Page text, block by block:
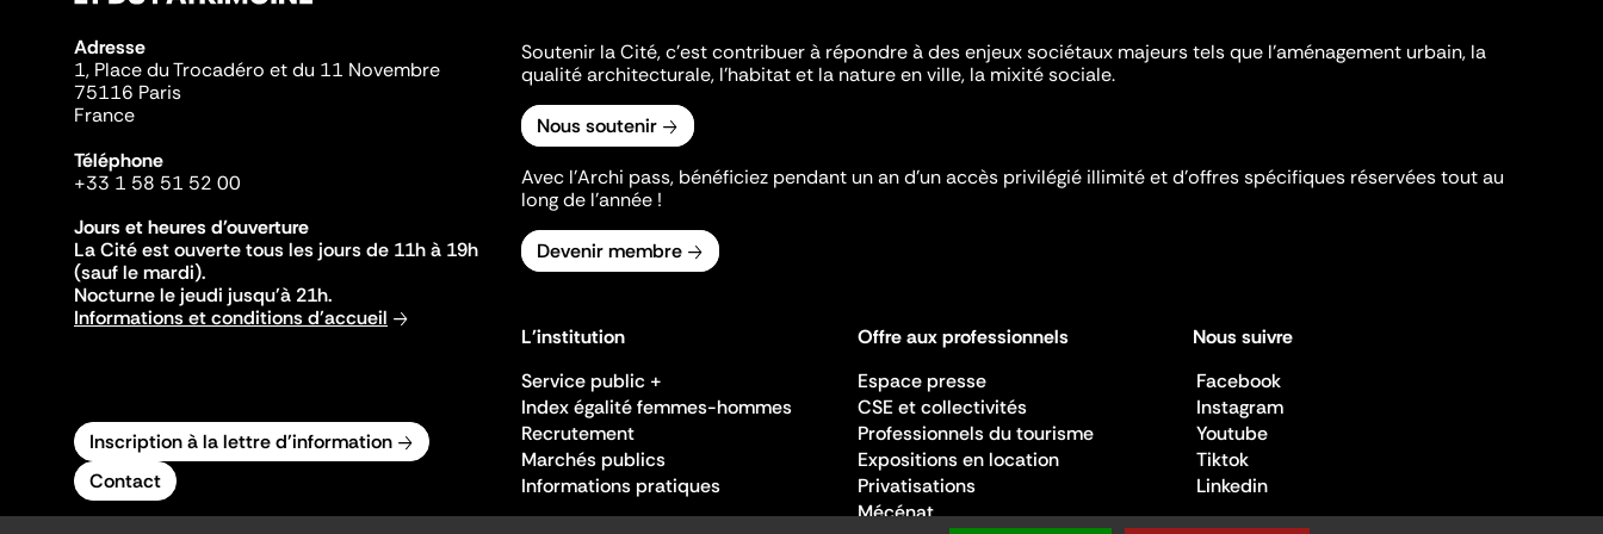
Adresse
1, Place du Trocadéro et du 11 Novembre
75116 Paris
France
Téléphone
+33 1 58 51 52 00
Jours et heures d'ouverture
La Cité est ouverte tous les jours de 11h à 19h
(sauf le mardi).
Nocturne le jeudi jusqu'à 21h.
Informations et conditions d'accueil
Inscription à la lettre d'information
Contact
Soutenir la Cité, c'est contribuer à répondre à des enjeux sociétaux majeurs tels que l'aménagement urbain, la
qualité architecturale, l'habitat et la nature en ville, la mixité sociale.
Nous soutenir
Avec l’Archi pass, bénéficiez pendant un an d’un accès privilégié illimité et d’offres spécifiques réservées tout au
long de l’année !
Devenir membre
L'institution
Service public +
Index égalité femmes-hommes
Recrutement
Marchés publics
Informations pratiques
Offre aux professionnels
Espace presse
CSE et collectivités
Professionnels du tourisme
Expositions en location
Privatisations
Mécénat
Nous suivre
Facebook
Instagram
Youtube
Tiktok
Linkedin